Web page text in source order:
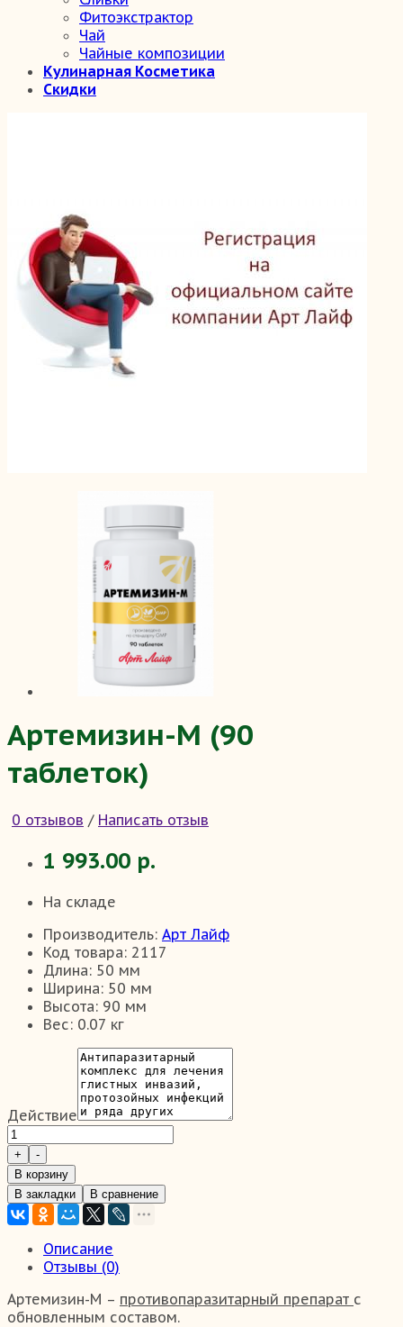
Фитоэкстрактор
Чай
Чайные композиции
Кулинарная Косметика
Скидки
Артемизин-M (90
таблеток)
0 отзывов / Написать отзыв
1 993.00 р.
На складе
Производитель: Арт Лайф
Код товара: 2117
Длина: 50 мм
Ширина: 50 мм
Высота: 90 мм
Вес: 0.07 кг
Действие
В корзину
В закладки
В сравнение
Описание
Отзывы (0)
Артемизин-М – противопаразитарный препарат с
обновленным составом.